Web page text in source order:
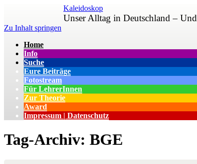
Kaleidoskop
Unser Alltag in Deutschland –
Zu Inhalt springen
Home
Info
Suche
Eure Beiträge
Fotostream
Für LehrerInnen
Zur Theorie
Award
Impressum | Datenschutz
Tag-Archiv: BGE